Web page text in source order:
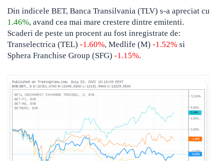
Din indicele BET, Banca Transilvania (TLV) s-a apreciat cu
1.46%, avand cea mai mare crestere dintre emitenti.
Scaderi de peste un procent au fost inregistrate de:
Transelectrica (TEL) -1.60%, Medlife (M) -1.52% si
Sphera Franchise Group (SFG) -1.15%.